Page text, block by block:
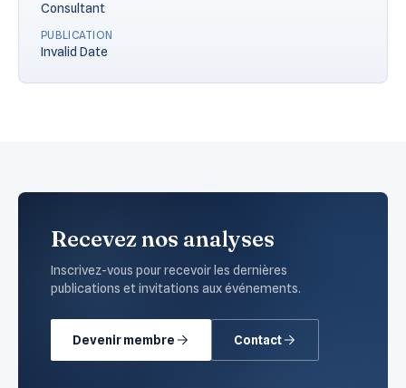
Consultant
PUBLICATION
Invalid Date
Recevez nos analyses
Inscrivez-vous pour recevoir les dernières
publications et invitations aux événements.
Devenir membre Contact